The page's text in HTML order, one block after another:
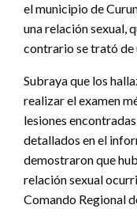
el municipio de
una relación sexual,
contrario se trató de
Subraya que los
realizar el examen
lesiones
detallados en el
demostraron que
relación sexual
Comando Regional